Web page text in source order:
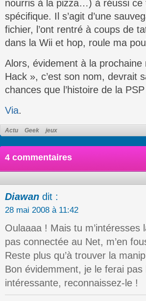
nourris à la pizza…) à réussi ce
spécifique. Il s’agit d’une
fichier, l’ont rentré à coups de
dans la Wii et hop, roule ma
Alors, évidement à la
Hack », c’est son nom, devrait
chances que l’histoire de la
Via.
Actu Geek jeux
4 commentaires
Diawan dit :
28 mai 2008 à 11:42
Oulaaaa ! Mais tu m’intéresses
pas connectée au Net, m’en
Reste plus qu’à trouver la
Bon évidemment, je le ferai
intéressante, reconnaissez-le !